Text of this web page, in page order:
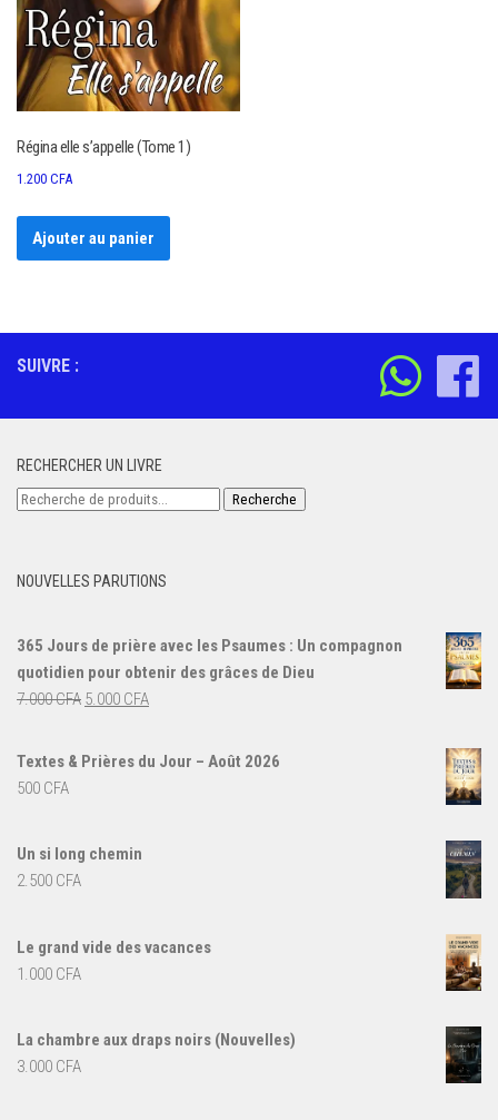
Régina elle s’appelle (Tome 1)
1.200 CFA
Ajouter au panier
SUIVRE :
RECHERCHER UN LIVRE
Recherche
Recherche
NOUVELLES PARUTIONS
365 Jours de prière avec les Psaumes : Un compagnon
quotidien pour obtenir des grâces de Dieu
7.000CFA Le
initial
5.000 CFALe
actuel
Textes & Prières du Jour – Août 2026
500 CFA
Un si long chemin
2.500 CFA
Le grand vide des vacances
1.000 CFA
La chambre aux draps noirs (Nouvelles)
3.000 CFA